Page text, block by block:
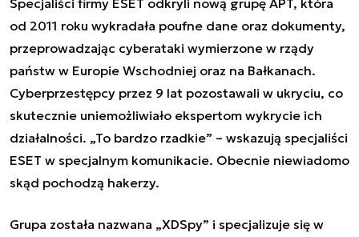
od 2011 roku wykradała poufne dane oraz dokumenty,
przeprowadzając cyberataki wymierzone w rządy
państw w Europie Wschodniej oraz na Bałkanach.
Cyberprzestępcy przez 9 lat pozostawali w ukryciu, co
skutecznie uniemożliwiało ekspertom wykrycie ich
działalności. „To bardzo rzadkie” – wskazują specjaliści
ESET w specjalnym komunikacie. Obecnie niewiadomo
skąd pochodzą hakerzy.
Grupa została nazwana „XDSpy” i specjalizuje się w